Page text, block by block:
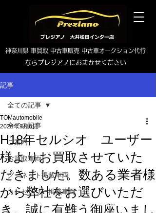
神奈川県 車買取 中古車販売 中古車オークション代行
ならプレジアノにおまかせください
TEL0465-46-6667
記事
全ての記事
ご案内
お買取車両
グーネット掲載車両
カーセンサー掲載車両
全ての記事
H18年セルシオ ユーザー
様よりお買取させていた
だきました。数ある業者様
から弊社をお選びいただ
き、誠に有難う御座いまし
TOMautomobile
2025年9月6日